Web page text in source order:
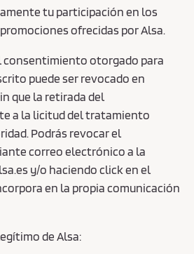
tu participación en los
ofrecidas por Alsa.
consentimiento otorgado para
puede ser revocado en
que la retirada del
a la licitud del tratamiento
Podrás revocar el
correo electrónico a la
y/o haciendo click en el
en la propia comunicación
de Alsa: